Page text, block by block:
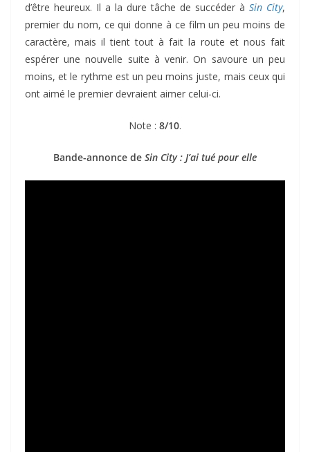
d’être heureux. Il a la dure tâche de succéder à Sin City,
premier du nom, ce qui donne à ce film un peu moins de
caractère, mais il tient tout à fait la route et nous fait
espérer une nouvelle suite à venir. On savoure un peu
moins, et le rythme est un peu moins juste, mais ceux qui
ont aimé le premier devraient aimer celui-ci.
Note : 8/10.
Bande-annonce de Sin City : J’ai tué pour elle